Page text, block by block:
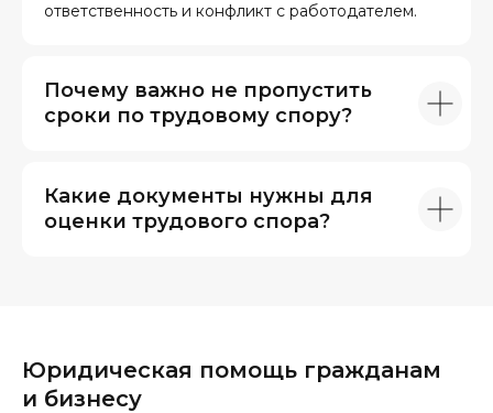
ответственность и конфликт с работодателем.
Почему важно не пропустить
сроки по трудовому спору?
Какие документы нужны для
оценки трудового спора?
Юридическая помощь гражданам
и бизнесу